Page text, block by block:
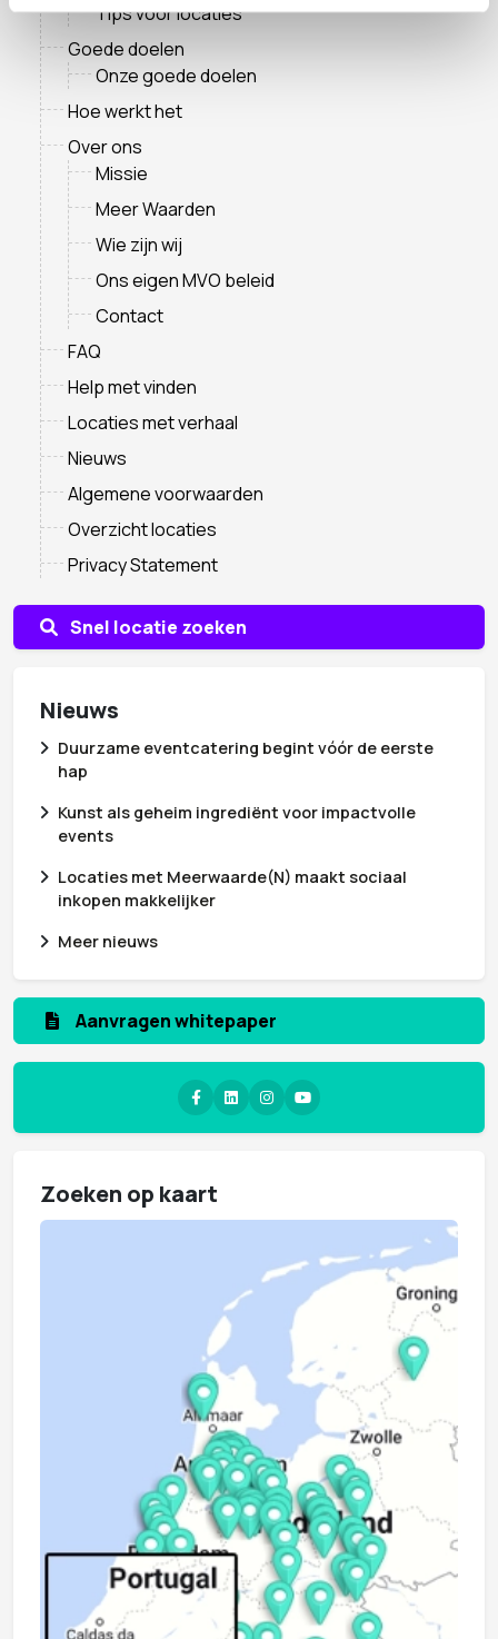
Snel locatie zoeken
Nieuws
Duurzame eventcatering begint vóór de eerste
hap
Kunst als geheim ingrediënt voor impactvolle
events
Locaties met Meerwaarde(N) maakt sociaal
inkopen makkelijker
Meer nieuws
Aanvragen whitepaper
Zoeken op kaart
Tips voor locaties
Goede doelen
Onze goede doelen
Hoe werkt het
Over ons
Missie
Meer Waarden
Wie zijn wij
Ons eigen MVO beleid
Contact
FAQ
Help met vinden
Locaties met verhaal
Nieuws
Algemene voorwaarden
Overzicht locaties
Privacy Statement